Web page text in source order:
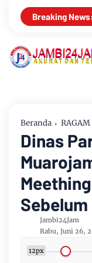
Breaking News:
Diskon Jasa
Beranda RAGAM
Dinas
Jambi24Jam
Rabu, Juni 26,
12px